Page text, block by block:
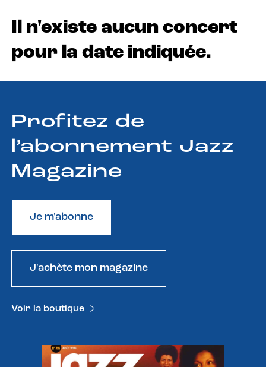
Il n'existe aucun concert
pour la date indiquée.
Profitez de
l’abonnement Jazz
Magazine
Je m'abonne
J'achète mon magazine
Voir la boutique